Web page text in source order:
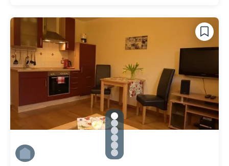
gallery.slide_selector
Zu Slide 1 wechseln
Zu Slide 2 wechseln
Zu Slide 3 wechseln
Zu Slide 4 wechseln
Zu Slide 5 wechseln
Zu Slide 6 wechseln